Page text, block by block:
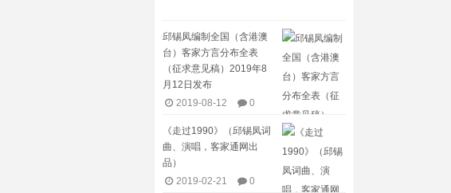
邱锡凤编制全国（含港澳
台）客家方言分布全表
（征求意见稿）2019年8
月12日发布
2019-08-12
0
《走过1990》（邱锡凤词
曲、演唱，客家通网出
品）
2019-02-21
0